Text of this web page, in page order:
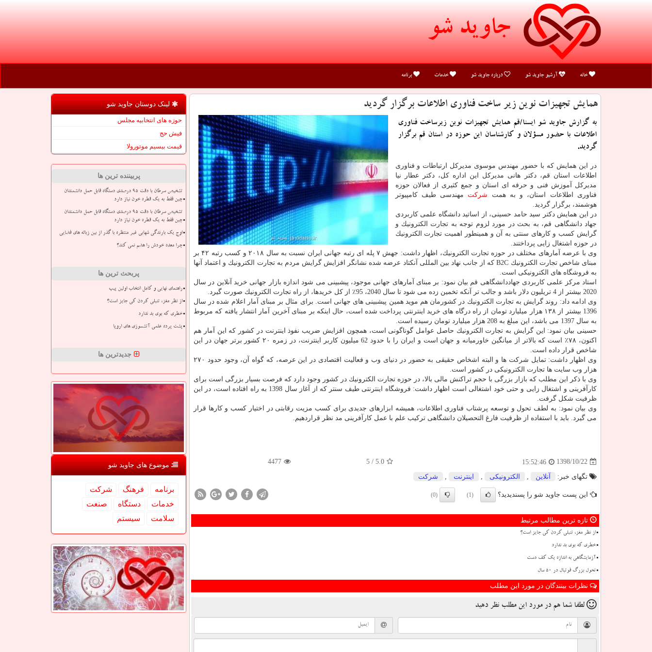
جاوید شو
خانه آرشیو جاوید شو درباره جاوید شو خدمات برنامه
همایش تجهیزات نوین زیر ساخت فناوری اطلاعات برگزار گردید
به گزارش جاوید شو ایسنا/قم همایش تجهیزات نوین زیرساخت فناوری
اطلاعات با حضور مسؤلان و كارشناسان این حوزه در استان قم برگزار
گردید.
در این همایش كه با حضور مهندس موسوی مدیركل ارتباطات و فناوری
اطلاعات استان قم، دكتر هانی مدیركل این اداره كل، دكتر عطار نیا
مدیركل آموزش فنی و حرفه ای استان و جمع كثیری از فعالان حوزه
فناوری اطلاعات استان، و به همت شركت مهندسی طیف كامپیوتر
هوشمند، برگزار گردید.
در این همایش دكتر سید حامد حسینی، از اساتید دانشگاه علمی كاربردی
جهاد دانشگاهی قم، به بحث در مورد لزوم توجه به تجارت الكترونیك و
گرایش كسب و كارهای سنتی به آن و همینطور اهمیت تجارت الكترونیك
در حوزه اشتغال زایی پرداختند.
وی با عرضه آمارهای مختلف در حوزه تجارت الكترونیك، اظهار داشت: جهش ۷ پله ای رتبه جهانی ایران نسبت به سال ۲۰۱۸ و كسب رتبه ۴۲ بر
مبنای شاخص تجارت الكترونیك B2C كه از جانب نهاد بین المللی آنكتاد عرضه شده نشانگر افزایش گرایش مردم به تجارت الكترونیك و اعتماد آنها
به فروشگاه های الكترونیكی است.
استاد مركز علمی كاربردی جهاددانشگاهی قم بیان نمود: بر مبنای آمارهای جهانی موجود، پیشبینی می شود اندازه بازار جهانی خرید آنلاین در سال
2020 بیشتر از 4 تریلیون دلار باشد و جالب تر آنكه تخمین زده می شود تا سال 2040، 95٪ از كل خریدها، از راه تجارت الكترونیك صورت گیرد.
وی ادامه داد: روند گرایش به تجارت الكترونیك در كشورمان هم موید همین پیشبینی های جهانی است. برای مثال بر مبنای آمار اعلام شده در سال
1396 بیشتر از ۱۳۸ هزار میلیارد تومان از راه درگاه های خرید اینترنتی پرداخت شده است، حال اینكه بر مبنای آخرین آمار انتشار یافته كه مربوط
به سال 1397 می باشد، این مبلغ به 208 هزار میلیارد تومان رسیده است.
حسینی بیان نمود: این گرایش به تجارت الكترونیك حاصل عوامل گوناگونی است، همچون افزایش ضریب نفوذ اینترنت در كشور كه این آمار هم
اكنون، ۷۸٪ است كه بالاتر از میانگین خاورمیانه و جهان است و ایران را با حدود 62 میلیون كاربر اینترنت، در زمره ۲۰ كشور برتر جهان در این
شاخص قرار داده است.
وی اظهار داشت: تمایل شركت ها و البته اشخاص حقیقی به حضور در دنیای وب و فعالیت اقتصادی در این عرصه، كه گواه آن، وجود حدود ۲۷۰
هزار وب سایت ها تجارت الكترونیكی در كشور است.
وی با ذكر این مطلب كه بازار بزرگی با حجم تراكنش مالی بالا، در حوزه تجارت الكترونیك در كشور وجود دارد كه فرصت بسیار بزرگی است برای
كارآفرینی و اشتغال زایی و حتی خود اشتغالی است اظهار داشت: فروشگاه اینترنتی طیف سنتر كه از آغاز سال 1398 به راه افتاده است، در این
ظرفیت شكل گرفت.
وی بیان نمود: به لطف تحول و توسعه پرشتاب فناوری اطلاعات، همیشه ابزارهای جدیدی برای كسب مزیت رقابتی در اختیار كسب و كارها قرار
می گیرد. باید با استفاده از ظرفیت فارغ التحصیلان دانشگاهی تركیب علم با عمل كارآفرینی مد نظر قراردهیم.
1398/10/22
15:52:46
5.0
/ 5
4477
تگهای خبر: آنلاین الكترونیكی اینترنت شركت
این پست جاوید شو را پسندیدید؟ (1)
(0)
تازه ترین مطالب مرتبط
از نظر مغز، تنبلی کردن کی جایز است؟
خطری که بوی بد ندارد
آزمایشگاهی به اندازه یک کف دست
تحول بزرگ فوتبال در ۵۰ سال
نظرات بینندگان در مورد این مطلب
لطفا شما هم در مورد این مطلب نظر دهید
لینک دوستان جاوید شو
حوزه های انتخابیه مجلس
فیش حج
قیمت بیسیم موتورولا
پربیننده ترین ها
تشخیص سرطان با دقت ۹۵ درصدی دستگاه قابل حمل دانشمندان
چین فقط به یک قطره خون نیاز دارد
تشخیص سرطان با دقت ۹۵ درصدی دستگاه قابل حمل دانشمندان
چین فقط به یک قطره خون نیاز دارد
اوج یک بارندگی شهابی غیر منتظره با گذر از بین زباله های فضایی
چرا معده خودش را هضم نمی کند؟
پربحث ترین ها
راهنمای نهایی و کامل انتخاب اولین پیپ
از نظر مغز، تنبلی کردن کی جایز است؟
خطری که بوی بد ندارد
پشت پرده علمی آتشسوزی های اروپا
جدیدترین ها
موضوع های جاوید شو
برنامه فرهنگ
شركت
خدمات
دستگاه
صنعت
سلامت
سیستم